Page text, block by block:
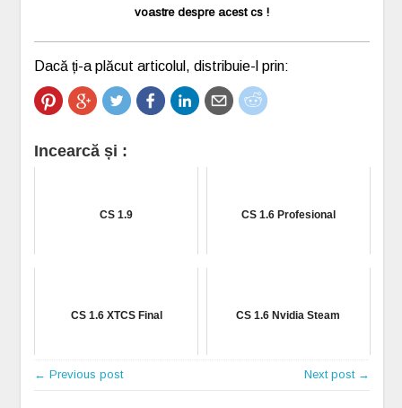
voastre despre acest cs !
Dacă ți-a plăcut articolul, distribuie-l prin:
Incearcă și :
CS 1.9 CS 1.6 Profesional
CS 1.6 XTCS Final CS 1.6 Nvidia Steam
← Previous post Next post →